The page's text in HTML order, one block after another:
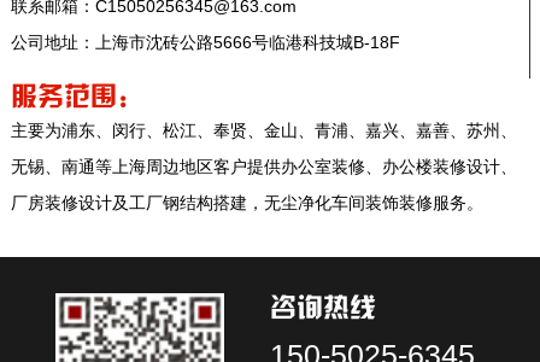
联系邮箱：C15050256345@163.com
公司地址：上海市沈砖公路5666号临港科技城B-18F
服务范围:
主要为浦东、闵行、松江、奉贤、金山、青浦、嘉兴、嘉善、苏州、
无锡、南通等上海周边地区客户提供办公室装修、办公楼装修设计、
厂房装修设计及工厂钢结构搭建，无尘净化车间装饰装修服务。
咨询热线
150-5025-6345